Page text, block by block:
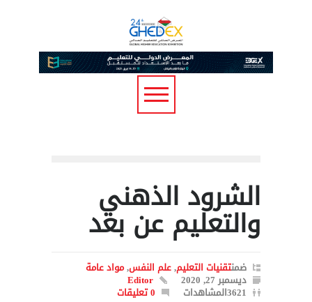
الشرود الذهني
والتعليم عن بعد
ضمنتقنيات التعليم,علم النفس,مواد عامة
ديسمبر 27, 2020 Editor
3621المشاهدات 0 تعليقات